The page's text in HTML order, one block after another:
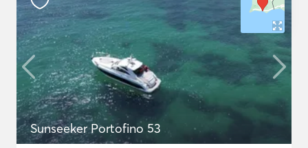
Sunseeker Portofino 53